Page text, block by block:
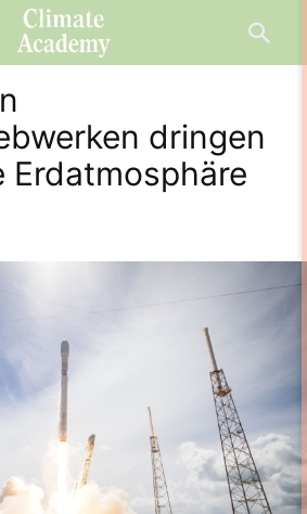
dringen
Erdatmosphäre